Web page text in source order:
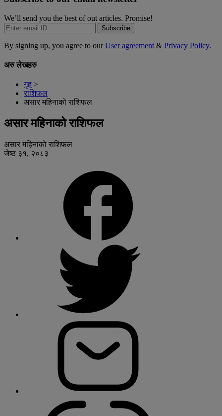
We’ll send you the best of out articles. Promise!
Subscribe
By signing up, you agree to ourUser agreement & Privacy Policy.
अरु लेखहरु
गृह >
राशिफल
असार महिनाको राशिफल
असार महिनाको राशिफल
असार महिनाको राशिफल
जेष्ठ ३१, २०८३